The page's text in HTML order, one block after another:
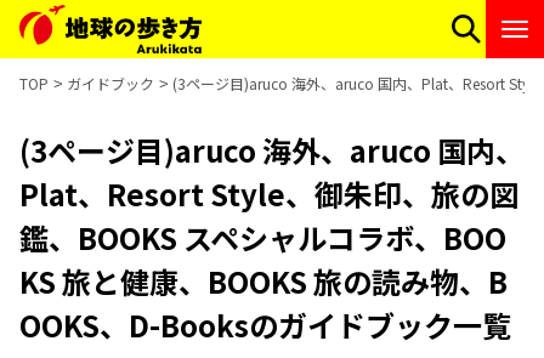
TOP ガイドブック (3ページ目)aruco 海外、aruco 国内、Plat、Resort
(3ページ目)aruco 海外、aruco 国内、
Plat、Resort Style、御朱印、旅の図
鑑、BOOKS スペシャルコラボ、BOO
KS 旅と健康、BOOKS 旅の読み物、B
OOKS、D-Booksのガイドブック一覧